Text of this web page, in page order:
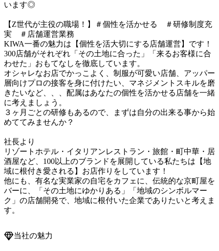
います◎
【Z世代が主役の職場！】＃個性を活かせる　＃研修制度充
実　＃店舗運営業務
KIWA一番の魅力は【個性を活大切にする店舗運営】です！
300店舗がそれぞれ「その土地に合った」「来るお客様に合
わせた」おもてなしを徹底しています。
オシャレなお店でかっこよく、制服が可愛い店舗、アッパー
層向けプロの接客を身に付けたい、マネジメントスキルを磨
きたいなど、、、配属はあなたの個性を活かせる店舗を一緒
に考えましょう。
３ヶ月ごとの研修もあるので、まずは自分の出来る事から始
めててみませんか？
社長より
リゾートホテル・イタリアンレストラン・旅館・町中華・居
酒屋など、100以上のブランドを展開している私たちは【地
域に根付き愛される】お店作りをしています！
他にも、有名な実業家の自宅をカフェに、伝統的な京町屋を
バーに、「その土地にゆかりある」「地域のシンボルマー
ク」の店舗開発で、地域に根付いた企業でありたいと考えま
す。
当社の魅力